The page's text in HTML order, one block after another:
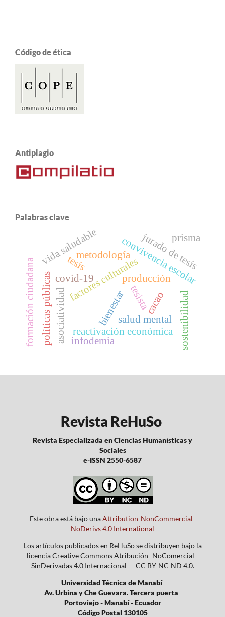
Código de ética
Antiplagio
Palabras clave
factores culturalescacao
producción
asociatividad
metodología
bienestar
convivencia escolar
vida saludable
formación ciudadanapolíticas públicas reactivación económica sostenibilidad
covid-19
jurado de tesis
tesis
tesista
infodemia
salud mental
prisma
Revista ReHuSo
Revista Especializada en Ciencias Humanísticas y
Sociales
e-ISSN 2550-6587
Este obra está bajo unaAttribution-NonCommercial-
NoDerivs 4.0 International
Los artículos publicados en ReHuSo se distribuyen bajo la
licencia Creative Commons Atribución–NoComercial–
SinDerivadas 4.0 Internacional — CC BY-NC-ND 4.0.
Universidad Técnica de Manabí
Av. Urbina y Che Guevara. Tercera puerta
Portoviejo - Manabí - Ecuador
Código Postal 130105